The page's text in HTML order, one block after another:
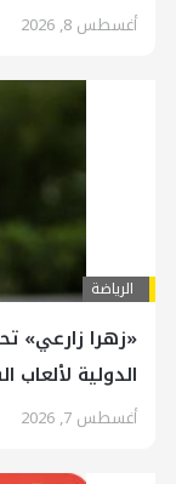
أغسطس 8, 2026
الرياضة
«زهرا زارعي»
الدولية لألعاب
أغسطس 7, 2026